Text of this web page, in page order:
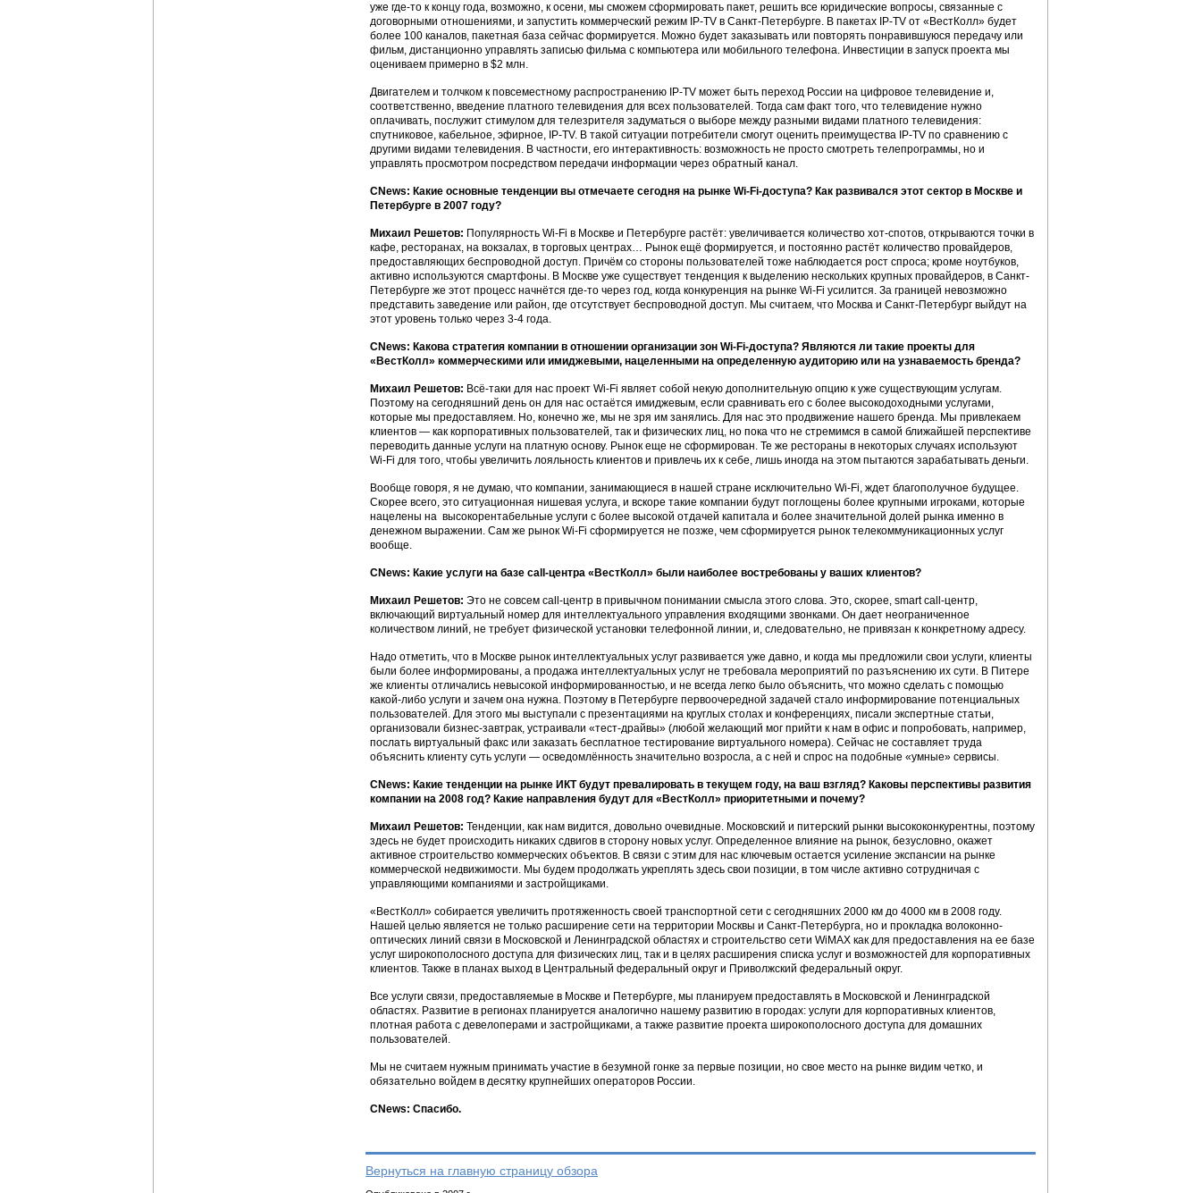
уже где-то к концу года, возможно, к осени, мы сможем сформировать пакет, решить все юридические вопросы, связанные с
договорными отношениями, и запустить коммерческий режим IP-TV в Санкт-Петербурге. В пакетах IP-TV от «ВестКолл» будет
более 100 каналов, пакетная база сейчас формируется. Можно будет заказывать или повторять понравившуюся передачу или
фильм, дистанционно управлять записью фильма с компьютера или мобильного телефона. Инвестиции в запуск проекта мы
оцениваем примерно в $2 млн.
Двигателем и толчком к повсеместному распространению IP-TV может быть переход России на цифровое телевидение и,
соответственно, введение платного телевидения для всех пользователей. Тогда сам факт того, что телевидение нужно
оплачивать, послужит стимулом для телезрителя задуматься о выборе между разными видами платного телевидения:
спутниковое, кабельное, эфирное, IP-TV. В такой ситуации потребители смогут оценить преимущества IP-TV по сравнению с
другими видами телевидения. В частности, его интерактивность: возможность не просто смотреть телепрограммы, но и
управлять просмотром посредством передачи информации через обратный канал.
CNews: Какие основные тенденции вы отмечаете сегодня на рынке Wi-Fi-доступа? Как развивался этот сектор в Москве и
Петербурге в 2007 году?
Михаил Решетов: Популярность Wi-Fi в Москве и Петербурге растёт: увеличивается количество хот-спотов, открываются точки в
кафе, ресторанах, на вокзалах, в торговых центрах… Рынок ещё формируется, и постоянно растёт количество провайдеров,
предоставляющих беспроводной доступ. Причём со стороны пользователей тоже наблюдается рост спроса; кроме ноутбуков,
активно используются смартфоны. В Москве уже существует тенденция к выделению нескольких крупных провайдеров, в Санкт-
Петербурге же этот процесс начнётся где-то через год, когда конкуренция на рынке Wi-Fi усилится. За границей невозможно
представить заведение или район, где отсутствует беспроводной доступ. Мы считаем, что Москва и Санкт-Петербург выйдут на
этот уровень только через 3-4 года.
CNews: Какова стратегия компании в отношении организации зон Wi-Fi-доступа? Являются ли такие проекты для
«ВестКолл» коммерческими или имиджевыми, нацеленными на определенную аудиторию или на узнаваемость бренда?
Михаил Решетов: Всё-таки для нас проект Wi-Fi являет собой некую дополнительную опцию к уже существующим услугам.
Поэтому на сегодняшний день он для нас остаётся имиджевым, если сравнивать его с более высокодоходными услугами,
которые мы предоставляем. Но, конечно же, мы не зря им занялись. Для нас это продвижение нашего бренда. Мы привлекаем
клиентов — как корпоративных пользователей, так и физических лиц, но пока что не стремимся в самой ближайшей перспективе
переводить данные услуги на платную основу. Рынок еще не сформирован. Те же рестораны в некоторых случаях используют
Wi-Fi для того, чтобы увеличить лояльность клиентов и привлечь их к себе, лишь иногда на этом пытаются зарабатывать деньги.
Вообще говоря, я не думаю, что компании, занимающиеся в нашей стране исключительно Wi-Fi, ждет благополучное будущее.
Скорее всего, это ситуационная нишевая услуга, и вскоре такие компании будут поглощены более крупными игроками, которые
нацелены на высокорентабельные услуги с более высокой отдачей капитала и более значительной долей рынка именно в
денежном выражении. Сам же рынок Wi-Fi сформируется не позже, чем сформируется рынок телекоммуникационных услуг
вообще.
CNews: Какие услуги на базе call-центра «ВестКолл» были наиболее востребованы у ваших клиентов?
Михаил Решетов: Это не совсем call-центр в привычном понимании смысла этого слова. Это, скорее, smart call-центр,
включающий виртуальный номер для интеллектуального управления входящими звонками. Он дает неограниченное
количеством линий, не требует физической установки телефонной линии, и, следовательно, не привязан к конкретному адресу.
Надо отметить, что в Москве рынок интеллектуальных услуг развивается уже давно, и когда мы предложили свои услуги, клиенты
были более информированы, а продажа интеллектуальных услуг не требовала мероприятий по разъяснению их сути. В Питере
же клиенты отличались невысокой информированностью, и не всегда легко было объяснить, что можно сделать с помощью
какой-либо услуги и зачем она нужна. Поэтому в Петербурге первоочередной задачей стало информирование потенциальных
пользователей. Для этого мы выступали с презентациями на круглых столах и конференциях, писали экспертные статьи,
организовали бизнес-завтрак, устраивали «тест-драйвы» (любой желающий мог прийти к нам в офис и попробовать, например,
послать виртуальный факс или заказать бесплатное тестирование виртуального номера). Сейчас не составляет труда
объяснить клиенту суть услуги — осведомлённость значительно возросла, а с ней и спрос на подобные «умные» сервисы.
CNews: Какие тенденции на рынке ИКТ будут превалировать в текущем году, на ваш взгляд? Каковы перспективы развития
компании на 2008 год? Какие направления будут для «ВестКолл» приоритетными и почему?
Михаил Решетов: Тенденции, как нам видится, довольно очевидные. Московский и питерский рынки высококонкурентны, поэтому
здесь не будет происходить никаких сдвигов в сторону новых услуг. Определенное влияние на рынок, безусловно, окажет
активное строительство коммерческих объектов. В связи с этим для нас ключевым остается усиление экспансии на рынке
коммерческой недвижимости. Мы будем продолжать укреплять здесь свои позиции, в том числе активно сотрудничая с
управляющими компаниями и застройщиками.
«ВестКолл» собирается увеличить протяженность своей транспортной сети с сегодняшних 2000 км до 4000 км в 2008 году.
Нашей целью является не только расширение сети на территории Москвы и Санкт-Петербурга, но и прокладка волоконно-
оптических линий связи в Московской и Ленинградской областях и строительство сети WiMAX как для предоставления на ее базе
услуг широкополосного доступа для физических лиц, так и в целях расширения списка услуг и возможностей для корпоративных
клиентов. Также в планах выход в Центральный федеральный округ и Приволжский федеральный округ.
Все услуги связи, предоставляемые в Москве и Петербурге, мы планируем предоставлять в Московской и Ленинградской
областях. Развитие в регионах планируется аналогично нашему развитию в городах: услуги для корпоративных клиентов,
плотная работа с девелоперами и застройщиками, а также развитие проекта широкополосного доступа для домашних
пользователей.
Мы не считаем нужным принимать участие в безумной гонке за первые позиции, но свое место на рынке видим четко, и
обязательно войдем в десятку крупнейших операторов России.
CNews: Спасибо.
Вернуться на главную страницу обзора